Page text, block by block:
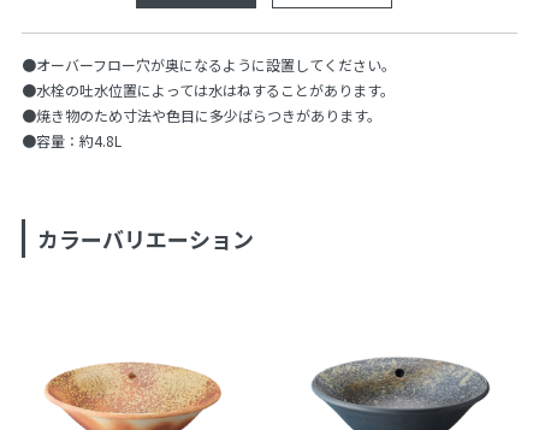
●オーバーフロー穴が奥になるように設置してください。
●水栓の吐水位置によっては水はねすることがあります。
●焼き物のため寸法や色目に多少ばらつきがあります。
●容量：約4.8L
カラーバリエーション